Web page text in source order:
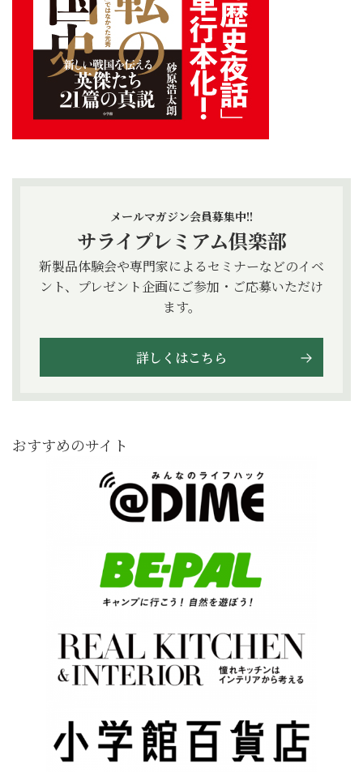
メールマガジン会員募集中!!
サライプレミアム倶楽部
新製品体験会や専門家によるセミナーなどのイベ
ント、プレゼント企画にご参加・ご応募いただけ
ます。
詳しくはこちら
おすすめのサイト